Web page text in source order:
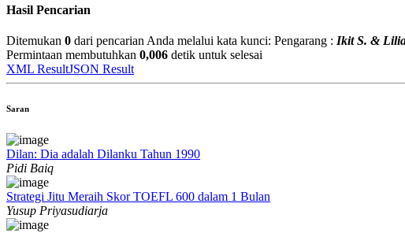
Hasil Pencarian
Ditemukan 0 dari pencarian Anda melalui kata kunci: Pengarang : Ikit S. &
Permintaan membutuhkan 0,006 detik untuk selesai
XML ResultJSON Result
Saran
Dilan: Dia adalah Dilanku Tahun 1990
Pidi Baiq
Strategi Jitu Meraih Skor TOEFL 600 dalam 1 Bulan
Yusup Priyasudiarja